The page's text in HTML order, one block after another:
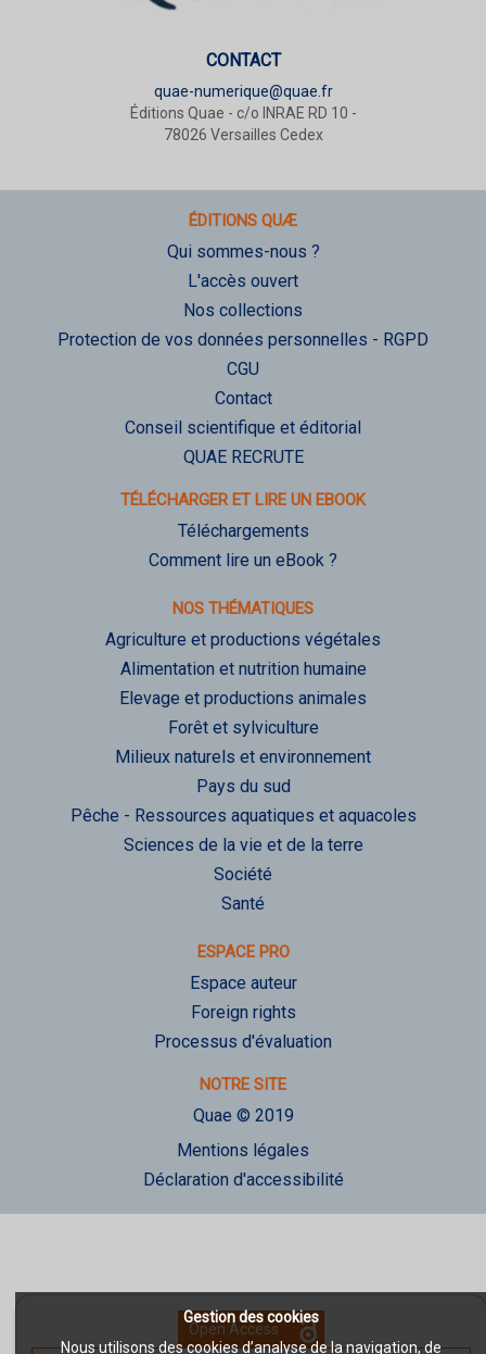
Gestion des cookies
Nous utilisons des cookies d’analyse de la navigation, de
Open Access
CONTACT
quae-numerique@quae.fr
Éditions Quae - c/o INRAE RD 10 -
78026 Versailles Cedex
ÉDITIONS QUÆ
Qui sommes-nous ?
L'accès ouvert
Nos collections
Protection de vos données personnelles - RGPD
CGU
Contact
Conseil scientifique et éditorial
QUAE RECRUTE
TÉLÉCHARGER ET LIRE UN EBOOK
Téléchargements
Comment lire un eBook ?
NOS THÉMATIQUES
Agriculture et productions végétales
Alimentation et nutrition humaine
Elevage et productions animales
Forêt et sylviculture
Milieux naturels et environnement
Pays du sud
Pêche - Ressources aquatiques et aquacoles
Sciences de la vie et de la terre
Société
Santé
ESPACE PRO
Espace auteur
Foreign rights
Processus d'évaluation
NOTRE SITE
Quae © 2019
Mentions légales
Déclaration d'accessibilité